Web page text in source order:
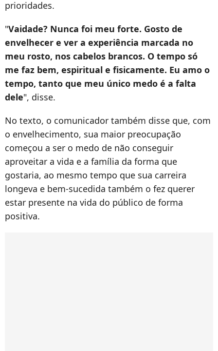
prioridades.
"Vaidade? Nunca foi meu forte. Gosto de
envelhecer e ver a experiência marcada no
meu rosto, nos cabelos brancos. O tempo só
me faz bem, espiritual e fisicamente. Eu amo o
tempo, tanto que meu único medo é a falta
dele", disse.
No texto, o comunicador também disse que, com
o envelhecimento, sua maior preocupação
começou a ser o medo de não conseguir
aproveitar a vida e a família da forma que
gostaria, ao mesmo tempo que sua carreira
longeva e bem-sucedida também o fez querer
estar presente na vida do público de forma
positiva.